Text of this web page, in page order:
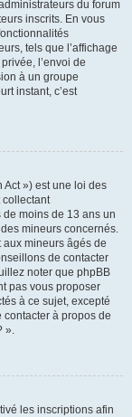
du forum
inscrits. En vous
tels que l’affichage
l’envoi de
à un groupe
instant, c’est
Act ») est une loi des
collectant
moins de 13 ans un
mineurs concernés.
aux mineurs âgés de
de contacter
noter que phpBB
pas vous proposer
à ce sujet, excepté
contacter à propos de
».
les inscriptions afin